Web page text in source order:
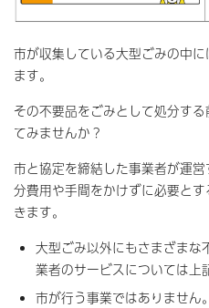
市が収集している大型ごみの中
ます。
その不要品をごみとして処分す
てみませんか？
市と協定を締結した事業者が運
分費用や手間をかけずに必要と
きます。
大型ごみ以外にもさまざまな
業者のサービスについては上
市が行う事業ではありません